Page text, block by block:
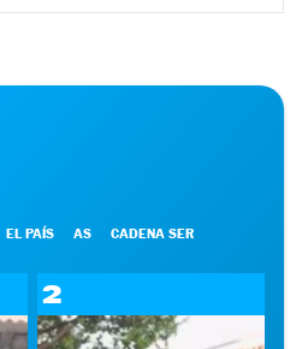
EL PAÍS AS CADENA SER
2